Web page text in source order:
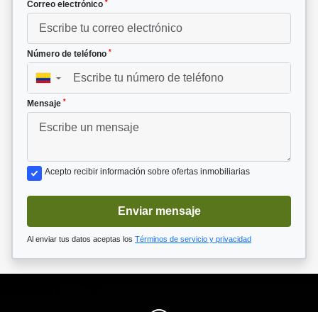
Correo electrónico *
Número de teléfono *
▼
Mensaje *
Acepto recibir información sobre ofertas inmobiliarias
Enviar mensaje
Al enviar tus datos aceptas los Términos de servicio y privacidad